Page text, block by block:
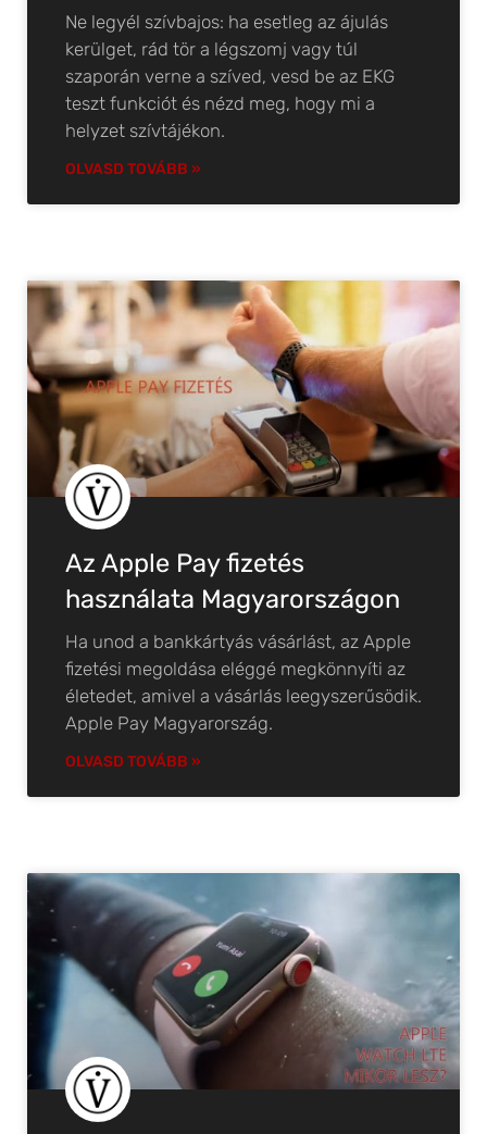
Ne legyél szívbajos: ha esetleg az ájulás
kerülget, rád tör a légszomj vagy túl
szaporán verne a szíved, vesd be az EKG
teszt funkciót és nézd meg, hogy mi a
helyzet szívtájékon.
OLVASD TOVÁBB »
Az Apple Pay fizetés
használata Magyarországon
Ha unod a bankkártyás vásárlást, az Apple
fizetési megoldása eléggé megkönnyíti az
életedet, amivel a vásárlás leegyszerűsödik.
Apple Pay Magyarország.
OLVASD TOVÁBB »